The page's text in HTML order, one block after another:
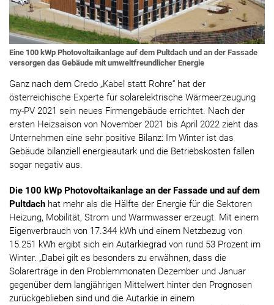
Eine 100 kWp Photovoltaikanlage auf dem Pultdach und an der Fassade
versorgen das Gebäude mit umweltfreundlicher Energie
Ganz nach dem Credo „Kabel statt Rohre“ hat der
österreichische Experte für solarelektrische Wärmeerzeugung
my-PV 2021 sein neues Firmengebäude errichtet. Nach der
ersten Heizsaison von November 2021 bis April 2022 zieht das
Unternehmen eine sehr positive Bilanz: Im Winter ist das
Gebäude bilanziell energieautark und die Betriebskosten fallen
sogar negativ aus.
Die 100 kWp Photovoltaikanlage an der Fassade und auf dem
Pultdach hat mehr als die Hälfte der Energie für die Sektoren
Heizung, Mobilität, Strom und Warmwasser erzeugt. Mit einem
Eigenverbrauch von 17.344 kWh und einem Netzbezug von
15.251 kWh ergibt sich ein Autarkiegrad von rund 53 Prozent im
Winter. „Dabei gilt es besonders zu erwähnen, dass die
Solarerträge in den Problemmonaten Dezember und Januar
gegenüber dem langjährigen Mittelwert hinter den Prognosen
zurückgeblieben sind und die Autarkie in einem